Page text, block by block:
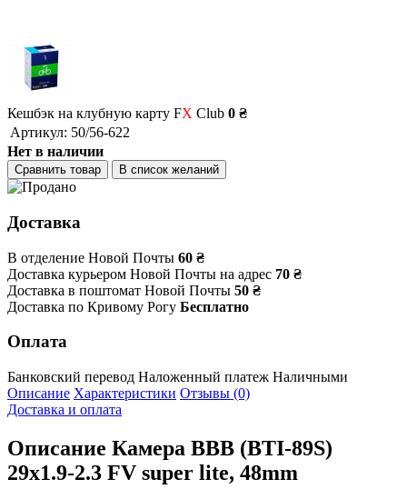
Кешбэк на клубную карту FX Club 0 ₴
Артикул: 50/56-622
Нет в наличии
Сравнить товар В список желаний
Доставка
В отделение Новой Почты 60 ₴
Доставка курьером Новой Почты на адрес 70 ₴
Доставка в поштомат Новой Почты 50 ₴
Доставка по Кривому Рогу Бесплатно
Оплата
Банковский перевод Наложенный платеж Наличными
Описание Характеристики Отзывы (0)
Доставка и оплата
Описание Камера ВВВ (BTI-89S)
29x1.9-2.3 FV super lite, 48mm